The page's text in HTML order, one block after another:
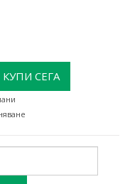
КУПИ СЕГА